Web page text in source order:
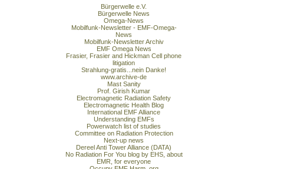
Bürgerwelle e.V.
Bürgerwelle News
Omega-News
Mobilfunk-Newsletter - EMF-Omega-
News
Mobilfunk-Newsletter Archiv
EMF Omega News
Frasier, Frasier and Hickman Cell phone
litigation
Strahlung-gratis...nein Danke!
www.archive-de
Mast Sanity
Prof. Girish Kumar
Electromagnetic Radiation Safety
Electromagnetic Health Blog
International EMF Alliance
Understanding EMFs
Powerwatch list of studies
Committee on Radiation Protection
Next-up news
Dereel Anti Tower Alliance (DATA)
No Radiation For You blog by EHS, about
EMR, for everyone